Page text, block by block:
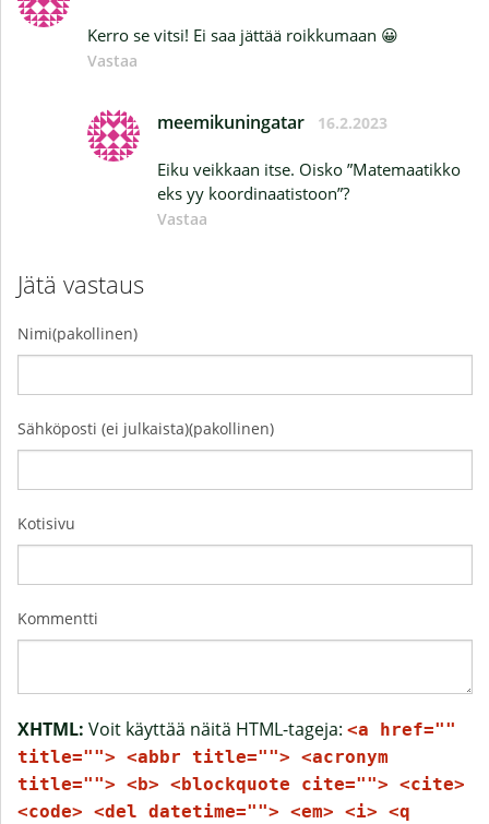
Kerro se vitsi! Ei saa jättää roikkumaan 😀
Vastaa
meemikuningatar 16.2.2023
Eiku veikkaan itse. Oisko ”Matemaatikko
eks yy koordinaatistoon”?
Vastaa
Jätä vastaus
Nimi(pakollinen)
Sähköposti (ei julkaista)(pakollinen)
Kotisivu
Kommentti
XHTML: Voit käyttää näitä HTML-tageja: <a href=""
title=""> <abbr title=""> <acronym
title=""> <b> <blockquote cite=""> <cite>
<code> <del datetime=""> <em> <i> <q